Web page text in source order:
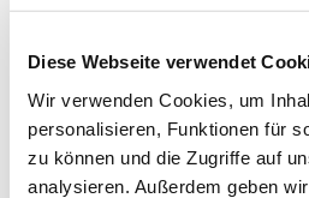
Diese Webseite verwendet
Wir verwenden Cookies, um
personalisieren, Funktionen für
zu können und die Zugriffe auf
analysieren. Außerdem geben
abwechslungsreiche Tänze,
fördern.
Wenden Sie sich für die
an Frau Helga Fischer Tel.: